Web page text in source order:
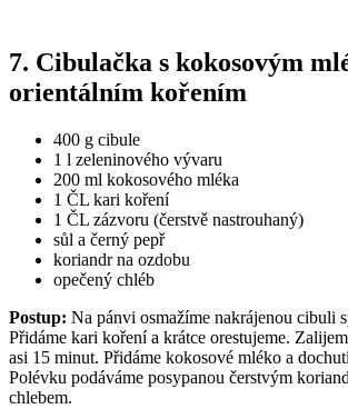
7. Cibulačka s kokosovým
orientálním kořením
400 g cibule
1 l zeleninového vývaru
200 ml kokosového mléka
1 ČL kari koření
1 ČL zázvoru (čerstvě nastrouhaný)
sůl a černý pepř
koriandr na ozdobu
opečený chléb
Postup: Na pánvi osmažíme nakrájenou cibuli
Přidáme kari koření a krátce orestujeme.
asi 15 minut. Přidáme kokosové mléko a
Polévku podáváme posypanou čerstvým
chlebem.